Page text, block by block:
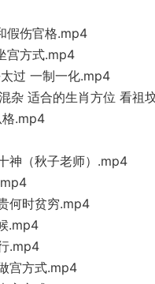
假伤官格.mp4
宫方式.mp4
过 一制一化.mp4
杂 适合的生肖方位 看祖
.mp4
神（秋子老师）.mp4
何时贫穷.mp4
.mp4
.mp4
宫方式.mp4